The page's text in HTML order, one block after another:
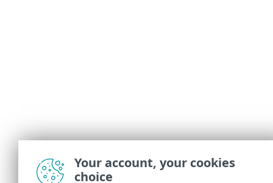
Your account, your cookies
choice